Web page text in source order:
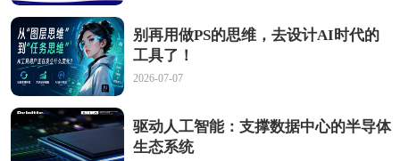
别再用做PS的思维，去设计AI时代的
工具了！
2026-07-07
驱动人工智能：支撑数据中心的半导体
生态系统